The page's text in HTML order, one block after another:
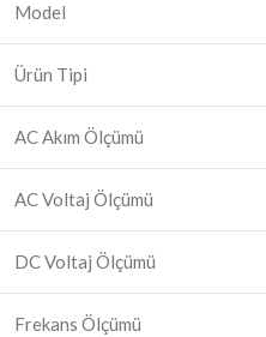
Model
Ürün Tipi
AC Akım Ölçümü
AC Voltaj Ölçümü
DC Voltaj Ölçümü
Frekans Ölçümü